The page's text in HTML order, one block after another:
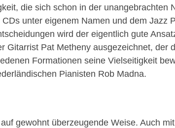
die sich schon in der unangebrachten
unter eigenem Namen und dem Jazz
wird der eigentlich gute
Gitarrist Pat Metheny ausgezeichnet, der
Formationen seine Vielseitigkeit
Pianisten Rob Madna.
gewohnt überzeugende Weise. Auch